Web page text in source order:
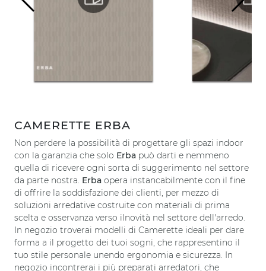
CAMERETTE ERBA
Non perdere la possibilità di progettare gli spazi indoor
con la garanzia che solo Erba può darti e nemmeno
quella di ricevere ogni sorta di suggerimento nel settore
da parte nostra. Erba opera instancabilmente con il fine
di offrire la soddisfazione dei clienti, per mezzo di
soluzioni arredative costruite con materiali di prima
scelta e osservanza verso ilnovità nel settore dell'arredo.
In negozio troverai modelli di Camerette ideali per dare
forma a il progetto dei tuoi sogni, che rappresentino il
tuo stile personale unendo ergonomia e sicurezza. In
negozio incontrerai i più preparati arredatori, che